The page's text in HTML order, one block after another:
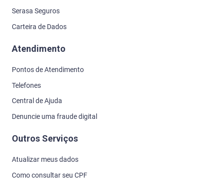
Serasa Seguros
Carteira de Dados
Atendimento
Pontos de Atendimento
Telefones
Central de Ajuda
Denuncie uma fraude digital
Outros Serviços
Atualizar meus dados
Como consultar seu CPF